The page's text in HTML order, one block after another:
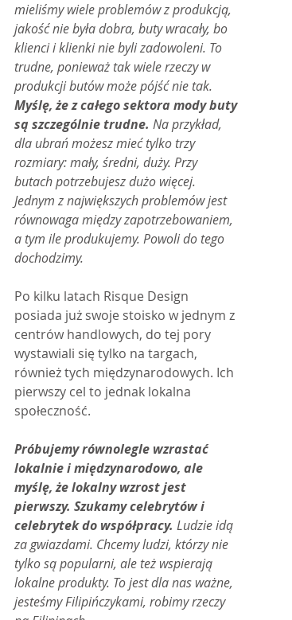
mieliśmy wiele problemów z produkcją,
jakość nie była dobra, buty wracały, bo
klienci i klienki nie byli zadowoleni. To
trudne, ponieważ tak wiele rzeczy w
produkcji butów może pójść nie tak.
Myślę, że z całego sektora mody buty
są szczególnie trudne. Na przykład,
dla ubrań możesz mieć tylko trzy
rozmiary: mały, średni, duży. Przy
butach potrzebujesz dużo więcej.
Jednym z największych problemów jest
równowaga między zapotrzebowaniem,
a tym ile produkujemy. Powoli do tego
dochodzimy.
Po kilku latach Risque Design
posiada już swoje stoisko w jednym z
centrów handlowych, do tej pory
wystawiali się tylko na targach,
również tych międzynarodowych. Ich
pierwszy cel to jednak lokalna
społeczność.
Próbujemy równolegle wzrastać
lokalnie i międzynarodowo, ale
myślę, że lokalny wzrost jest
pierwszy. Szukamy celebrytów i
celebrytek do współpracy. Ludzie idą
za gwiazdami. Chcemy ludzi, którzy nie
tylko są popularni, ale też wspierają
lokalne produkty. To jest dla nas ważne,
jesteśmy Filipińczykami, robimy rzeczy